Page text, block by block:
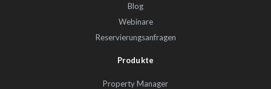
Blog
Webinare
Reservierungsanfragen
Produkte
Property Manager